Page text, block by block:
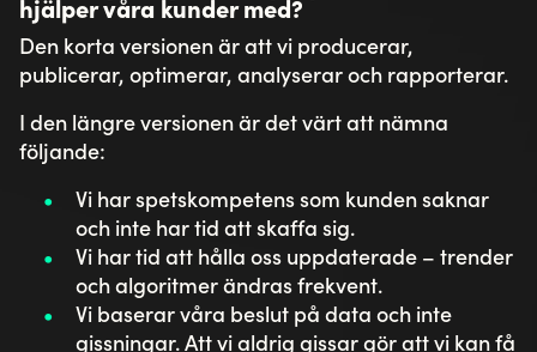
hjälper våra kunder med?
Den korta versionen är att vi producerar,
publicerar, optimerar, analyserar och rapporterar.
I den längre versionen är det värt att nämna
följande:
Vi har spetskompetens som kunden saknar
och inte har tid att skaffa sig.
Vi har tid att hålla oss uppdaterade – trender
och algoritmer ändras frekvent.
Vi baserar våra beslut på data och inte
gissningar. Att vi aldrig gissar gör att vi kan få